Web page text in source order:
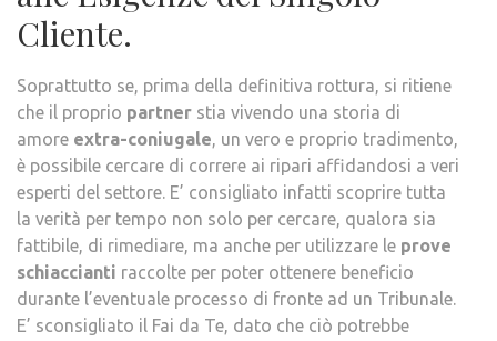
Cliente.
Soprattutto se, prima della definitiva rottura, si ritiene
che il proprio partner stia vivendo una storia di
amore extra-coniugale, un vero e proprio tradimento,
è possibile cercare di correre ai ripari affidandosi a veri
esperti del settore. E’ consigliato infatti scoprire tutta
la verità per tempo non solo per cercare, qualora sia
fattibile, di rimediare, ma anche per utilizzare le prove
schiaccianti raccolte per poter ottenere beneficio
durante l’eventuale processo di fronte ad un Tribunale.
E’ sconsigliato il Fai da Te, dato che ciò potrebbe